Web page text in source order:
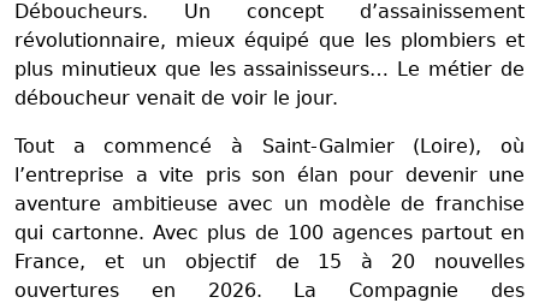
Déboucheurs. Un concept d’assainissement
révolutionnaire, mieux équipé que les plombiers et
plus minutieux que les assainisseurs… Le métier de
déboucheur venait de voir le jour.
Tout a commencé à Saint-Galmier (Loire), où
l’entreprise a vite pris son élan pour devenir une
aventure ambitieuse avec un modèle de franchise
qui cartonne. Avec plus de 100 agences partout en
France, et un objectif de 15 à 20 nouvelles
ouvertures en 2026. La Compagnie des